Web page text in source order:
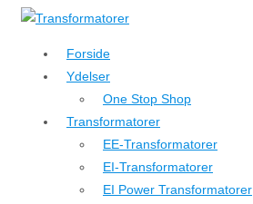
↓
hovedindhold
Forside
Ydelser
One Stop Shop
Transformatorer
EE-Transformatorer
EI-Transformatorer
EI Power Transformatorer